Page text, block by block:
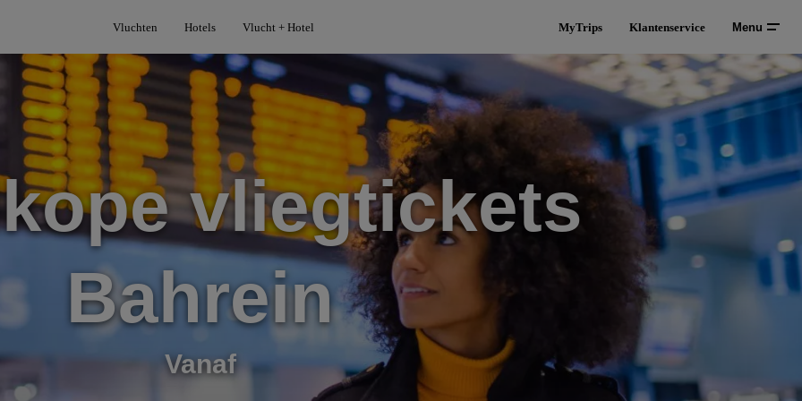
Vluchten Hotels Vlucht + Hotel MyTrips Klantenservice Menu
vliegtickets
Bahrein
Vanaf